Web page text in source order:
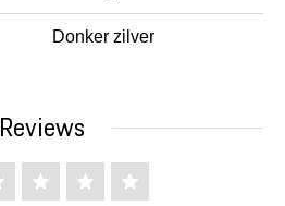
Donker zilver
Reviews